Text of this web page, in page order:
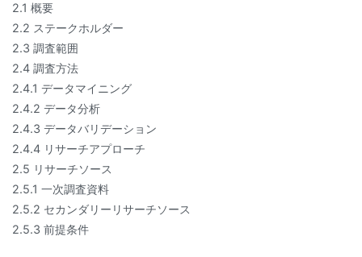
2.1 概要
2.2 ステークホルダー
2.3 調査範囲
2.4 調査方法
2.4.1 データマイニング
2.4.2 データ分析
2.4.3 データバリデーション
2.4.4 リサーチアプローチ
2.5 リサーチソース
2.5.1 一次調査資料
2.5.2 セカンダリーリサーチソース
2.5.3 前提条件